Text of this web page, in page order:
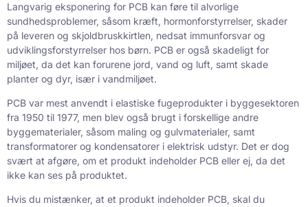
Langvarig eksponering for PCB kan føre til alvorlige
sundhedsproblemer, såsom kræft, hormonforstyrrelser, skader
på leveren og skjoldbruskkirtlen, nedsat immunforsvar og
udviklingsforstyrrelser hos børn. PCB er også skadeligt for
miljøet, da det kan forurene jord, vand og luft, samt skade
planter og dyr, især i vandmiljøet.
PCB var mest anvendt i elastiske fugeprodukter i byggesektoren
fra 1950 til 1977, men blev også brugt i forskellige andre
byggematerialer, såsom maling og gulvmaterialer, samt
transformatorer og kondensatorer i elektrisk udstyr. Det er dog
svært at afgøre, om et produkt indeholder PCB eller ej, da det
ikke kan ses på produktet.
Hvis du mistænker, at et produkt indeholder PCB, skal du